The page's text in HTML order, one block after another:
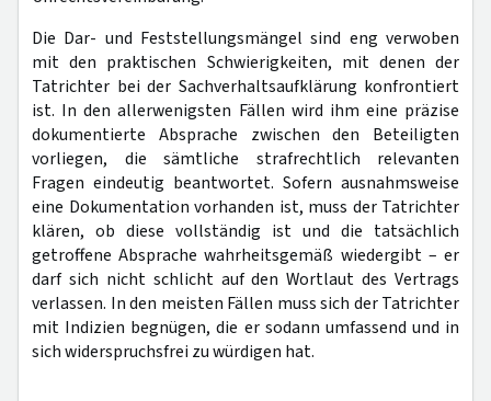
Die Dar- und Feststellungsmängel sind eng verwoben
mit den praktischen Schwierigkeiten, mit denen der
Tatrichter bei der Sachverhaltsaufklärung konfrontiert
ist. In den allerwenigsten Fällen wird ihm eine präzise
dokumentierte Absprache zwischen den Beteiligten
vorliegen, die sämtliche strafrechtlich relevanten
Fragen eindeutig beantwortet. Sofern ausnahmsweise
eine Dokumentation vorhanden ist, muss der Tatrichter
klären, ob diese vollständig ist und die tatsächlich
getroffene Absprache wahrheitsgemäß wiedergibt – er
darf sich nicht schlicht auf den Wortlaut des Vertrags
verlassen. In den meisten Fällen muss sich der Tatrichter
mit Indizien begnügen, die er sodann umfassend und in
sich widerspruchsfrei zu würdigen hat.